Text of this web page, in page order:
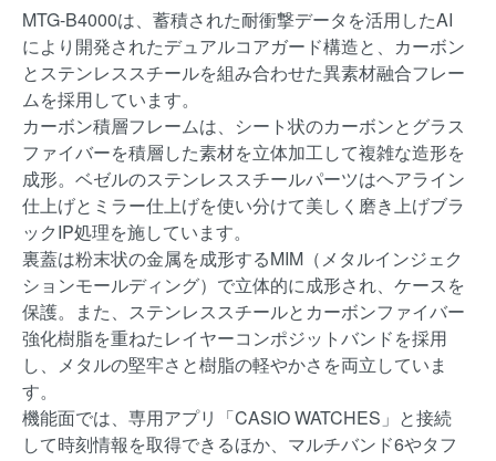
MTG-B4000は、蓄積された耐衝撃データを活用したAI
により開発されたデュアルコアガード構造と、カーボン
とステンレススチールを組み合わせた異素材融合フレー
ムを採用しています。
カーボン積層フレームは、シート状のカーボンとグラス
ファイバーを積層した素材を立体加工して複雑な造形を
成形。ベゼルのステンレススチールパーツはヘアライン
仕上げとミラー仕上げを使い分けて美しく磨き上げブラ
ックIP処理を施しています。
裏蓋は粉末状の金属を成形するMIM（メタルインジェク
ションモールディング）で立体的に成形され、ケースを
保護。また、ステンレススチールとカーボンファイバー
強化樹脂を重ねたレイヤーコンポジットバンドを採用
し、メタルの堅牢さと樹脂の軽やかさを両立していま
す。
機能面では、専用アプリ「CASIO WATCHES」と接続
して時刻情報を取得できるほか、マルチバンド6やタフ